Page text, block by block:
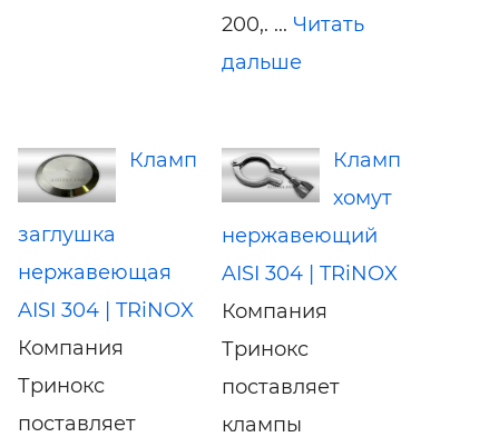
200,. ... Читать
дальше
Кламп
заглушка
нержавеющая
AISI 304 | TRiNOX
Компания
Тринокс
поставляет
Кламп
хомут
нержавеющий
AISI 304 | TRiNOX
Компания
Тринокс
поставляет
клампы